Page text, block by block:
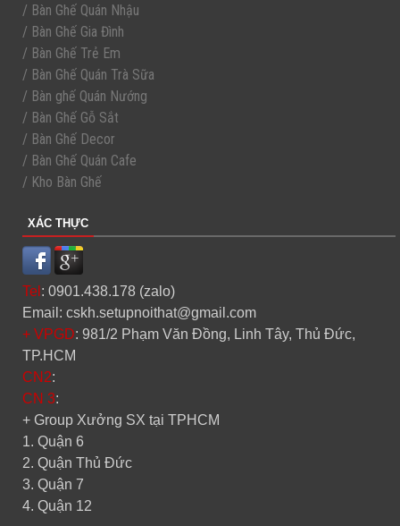
/ Bàn Ghế Quán Nhậu
/ Bàn Ghế Gia Đình
/ Bàn Ghế Trẻ Em
/ Bàn Ghế Quán Trà Sữa
/ Bàn ghế Quán Nướng
/ Bàn Ghế Gỗ Sắt
/ Bàn Ghế Decor
/ Bàn Ghế Quán Cafe
/ Kho Bàn Ghế
XÁC THỰC
Tel : 0901.438.178 (zalo)
Email: cskh.setupnoithat@gmail.com
+ VPGD: 981/2 Phạm Văn Đồng, Linh Tây, Thủ Đức,
TP.HCM
CN2:
CN 3:
+ Group Xưởng SX tại TPHCM
1. Quận 6
2. Quận Thủ Đức
3. Quận 7
4. Quận 12